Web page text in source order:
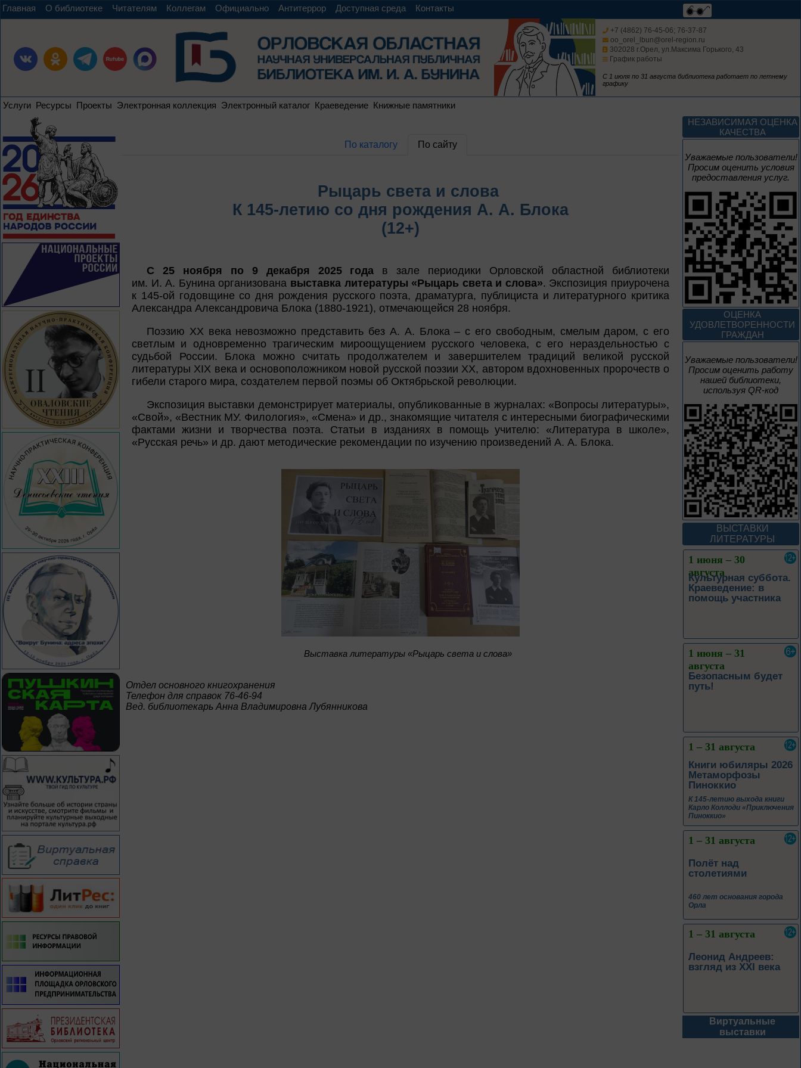
Главная О библиотеке Читателям Коллегам Официально Антитеррор Доступная среда Контакты
+7 (4862) 76-45-06; 76-37-87
oo_orel_lbun@orel-region.ru
302028 г.Орел, ул.Максима Горького, 43
График работы
С 1 июля по 31 августа библиотека работает по летнему
графику
Услуги Ресурсы Проекты Электронная коллекция Электронный каталог Краеведение Книжные памятники
По каталогу По сайту
Рыцарь света и слова
К 145-летию со дня рождения А. А. Блока
(12+)
С 25 ноября по 9 декабря 2025 года в зале периодики Орловской областной библиотеки
им. И. А. Бунина организована выставка литературы «Рыцарь света и слова». Экспозиция приурочена
к 145-ой годовщине со дня рождения русского поэта, драматурга, публициста и литературного критика
Александра Александровича Блока (1880-1921), отмечающейся 28 ноября.
Поэзию XX века невозможно представить без А. А. Блока – с его свободным, смелым даром, с его
светлым и одновременно трагическим мироощущением русского человека, с его нераздельностью с
судьбой России. Блока можно считать продолжателем и завершителем традиций великой русской
литературы XIX века и основоположником новой русской поэзии XX, автором вдохновенных пророчеств о
гибели старого мира, создателем первой поэмы об Октябрьской революции.
Экспозиция выставки демонстрирует материалы, опубликованные в журналах: «Вопросы литературы»,
«Свой», «Вестник МУ. Филология», «Смена» и др., знакомящие читателя с интересными биографическими
фактами жизни и творчества поэта. Статьи в изданиях в помощь учителю: «Литература в школе»,
«Русская речь» и др. дают методические рекомендации по изучению произведений А. А. Блока.
Bыставка литературы «Рыцарь света и слова»
Отдел основного книгохранения
Телефон для справок 76-46-94
Вед. библиотекарь Анна Владимировна Лубянникова
НЕЗАВИСИМАЯ ОЦЕНКА
КАЧЕСТВА
Уважаемые пользователи!
Просим оценить условия
предоставления услуг.
ОЦЕНКА
УДОВЛЕТВОРЕННОСТИ
ГРАЖДАН
Уважаемые пользователи!
Просим оценить работу
нашей библиотеки,
используя QR-код
ВЫСТАВКИ
ЛИТЕРАТУРЫ
Мастера кисти:
галерея талантов
Творец и муза
Цикл выставок литературы
4 – 14 августа
В борьбе против
нацизма мы были
вместе
Великая Победа народов
многонациональной страны
3 – 17 августа
Век Аполлинария
К 170-летию со дня рождения
живописца
2 июня – 20
августа
10 – 24 августа
Мгновения
95 лет со дня рождения
композитора Микаэла
Леоновича Таривердиева
1 июня – 30
августа
Культурная суббота.
Краеведение: в
помощь участника
1 июня – 31
августа
Безопасным будет
путь!
1 – 31 августа
Книги юбиляры 2026
Метаморфозы
Пиноккио
К 145-летию выхода книги
Карло Коллоди «Приключения
Пиноккио»
1 – 31 августа
Полёт над
столетиями
460 лет основания города
Орла
1 – 31 августа
Леонид Андреев:
взгляд из XXI века
1 – 31 августа
Виртуальные
выставки